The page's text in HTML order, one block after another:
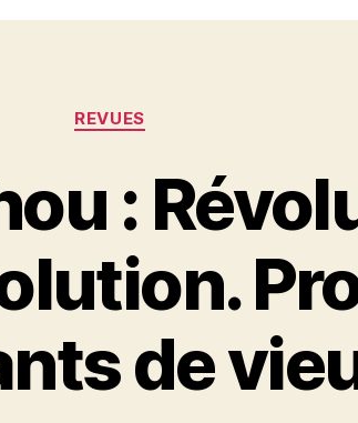
Catégories
REVUES
:
de
P
a
r